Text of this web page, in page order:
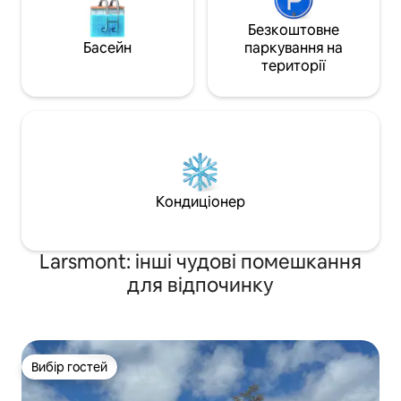
Басейн
Безкоштовне
паркування на
території
Кондиціонер
Larsmont: інші чудові помешкання
для відпочинку
Вибір гостей
Вибір гостей